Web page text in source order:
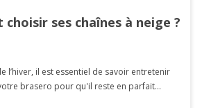
choisir ses chaînes à neige ?
l’hiver, il est essentiel de savoir entretenir
brasero pour qu'il reste en parfait...